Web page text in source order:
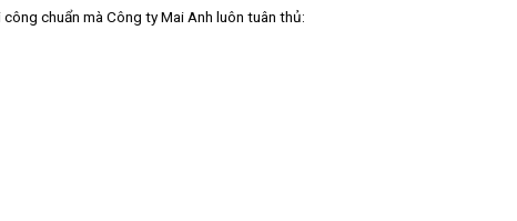
chuẩn mà Công ty Mai Anh luôn tuân thủ: